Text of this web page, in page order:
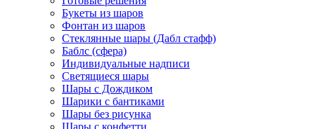
Букеты из шаров
Фонтан из шаров
Стеклянные шары (Дабл стафф)
Баблс (сфера)
Индивидуальные надписи
Светящиеся шары
Шары с Дождиком
Шарики с бантиками
Шары без рисунка
Шары с конфетти